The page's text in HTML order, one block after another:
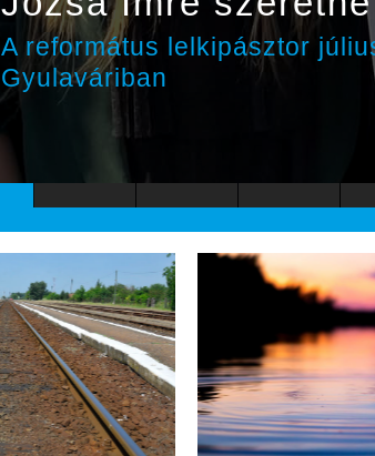
A református lelkipásztor
Gyulaváriban